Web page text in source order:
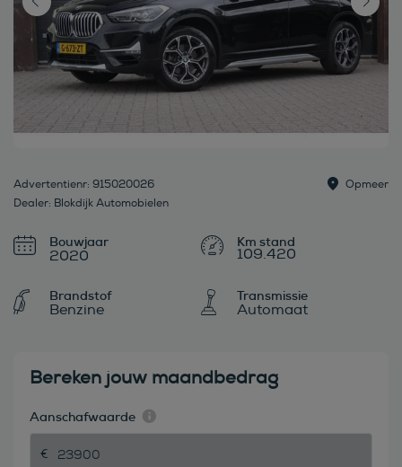
Advertentienr: 915020026
Dealer: Blokdijk Automobielen
Opmeer
Bouwjaar
2020 109.420
Brandstof
Benzine
Transmissie
Automaat
Bereken jouw maandbedrag
Aanschafwaarde